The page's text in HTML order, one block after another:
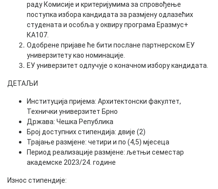
раду Комисије и критеријумима за спровођење
поступка избора кандидата за размјену одлазећих
студената и особља у оквиру програма Еразмус+
КА107.
Одобрене пријаве ће бити послане партнерском ЕУ
универзитету као номинације.
ЕУ универзитет одлучује о коначном избору кандидата.
ДЕТАЉИ
Институција пријема: Архитектонски факултет,
Технички универзитет Брно
Држава: Чешка Република
Број доступних стипендија: двије (2)
Трајање размјене: четири и по (4,5) мјесеца
Период реализације размјене: љетњи семестар
академске 2023/24. године
Износ стипендије: